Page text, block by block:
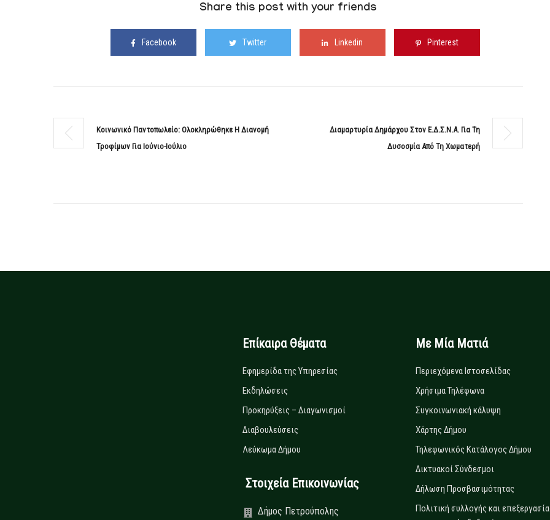
Share this post with your friends
Facebook Twitter Linkedin Pinterest
Κοινωνικό Παντοπωλείο: Ολοκληρώθηκε Η Διανομή
Τροφίμων Για Ιούνιο-Ιούλιο
Διαμαρτυρία Δημάρχου Στον Ε.Δ.Σ.Ν.Α. Για Τη
Δυσοσμία Από Τη Χωματερή
Επίκαιρα Θέματα
Εφημερίδα της Υπηρεσίας
Εκδηλώσεις
Προκηρύξεις – Διαγωνισμοί
Διαβουλεύσεις
Λεύκωμα Δήμου
Στοιχεία Επικοινωνίας
Δήμος Πετρούπολης
Με Μία Ματιά
Περιεχόμενα Ιστοσελίδας
Χρήσιμα Τηλέφωνα
Συγκοινωνιακή κάλυψη
Χάρτης Δήμου
Τηλεφωνικός Κατάλογος Δήμου
Δικτυακοί Σύνδεσμοι
Δήλωση Προσβασιμότητας
Πολιτική συλλογής και